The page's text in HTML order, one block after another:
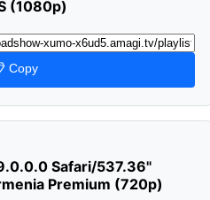
(1080p)
Copy
Safari/537.36"
Premium (720p)